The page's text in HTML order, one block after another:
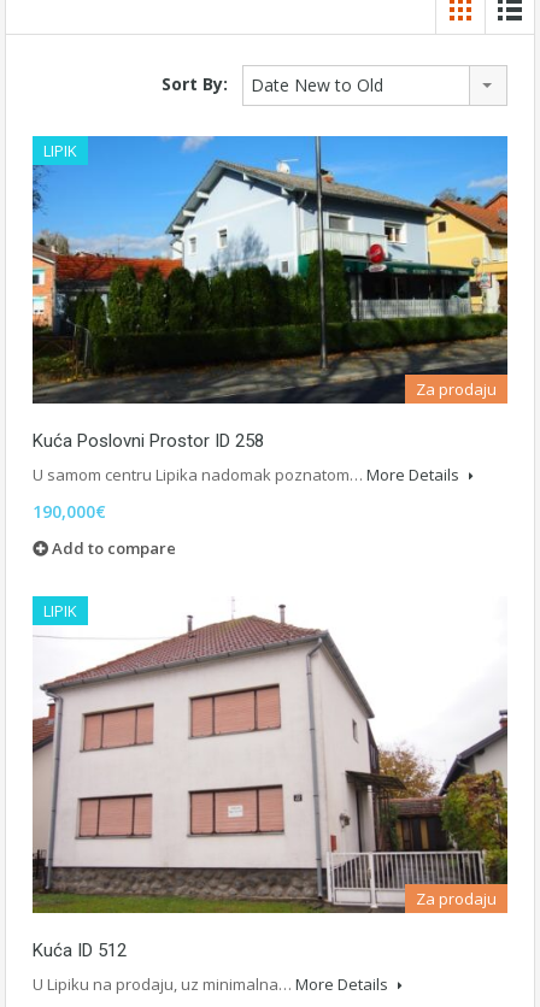
Sort By: Date New to Old
LIPIK
Za prodaju
Kuća Poslovni Prostor ID 258
U samom centru Lipika nadomak poznatom… More Details
190,000€
Add to compare
LIPIK
Za prodaju
Kuća ID 512
U Lipiku na prodaju, uz minimalna… More Details